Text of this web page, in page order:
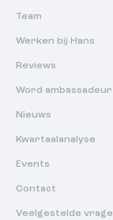
Team
Werken bij Hans
Reviews
Word ambassadeur
Nieuws
Kwartaalanalyse
Events
Contact
Veelgestelde